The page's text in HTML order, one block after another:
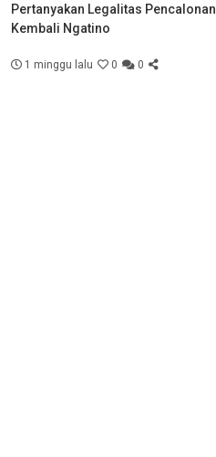
Pertanyakan Legalitas Pencalonan
Kembali Ngatino
1 minggu lalu 0 0